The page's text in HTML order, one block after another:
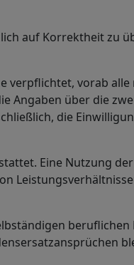
auf Korrektheit zu
verpflichtet, vorab
über die
die
Eine Nutzung